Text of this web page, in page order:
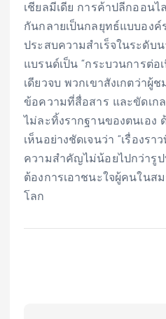
เชียลมีเดีย การค้าปลีกออน
กันกลายเป็นกลยุทธ์แบบอง
ประสบความสำเร็จในระดับ
แบรนด์เป็น “กระบวนการต่อ
เดียวจบ พวกเขาสังเกตว่าผู้
ข้อความที่สื่อสาร และขัดเก
ไม่ละทิ้งรากฐานของตนเอง
เห็นอย่างชัดเจนว่า “เรื่องรา
ความสำคัญไม่น้อยไปกว่ารูป
ต้องการเอาชนะใจผู้คนใน
โลก